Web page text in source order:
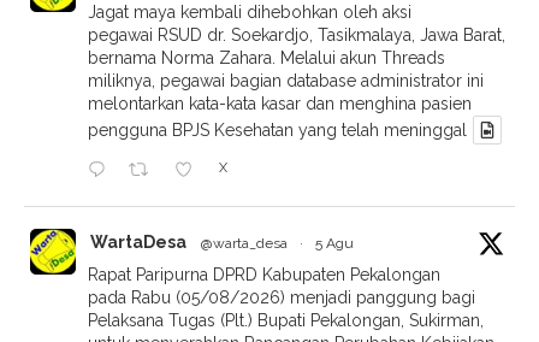
Jagat maya kembali dihebohkan oleh aksi
pegawai RSUD dr. Soekardjo, Tasikmalaya, Jawa Barat,
bernama Norma Zahara. Melalui akun Threads
miliknya, pegawai bagian database administrator ini
melontarkan kata-kata kasar dan menghina pasien
pengguna BPJS Kesehatan yang telah meninggal
X
WartaDesa @warta_desa · 5 Agu
Rapat Paripurna DPRD Kabupaten Pekalongan
pada Rabu (05/08/2026) menjadi panggung bagi
Pelaksana Tugas (Plt.) Bupati Pekalongan, Sukirman,